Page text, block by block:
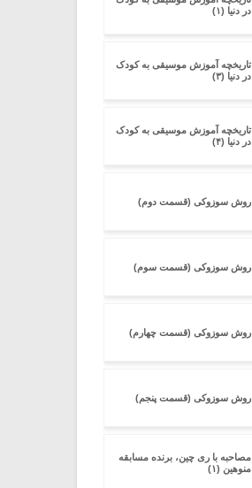
در دنیا (۱)
تاریخچه آموزش موسیقی به کودک
در دنیا (۳)
تاریخچه آموزش موسیقی به کودک
در دنیا (۴)
روش سوزوکی (قسمت دوم)
روش سوزوکی (قسمت سوم)
روش سوزوکی (قسمت چهارم)
روش سوزوکی (قسمت پنجم)
مصاحبه با ری چین، برنده مسابقه
منوهین (۱)